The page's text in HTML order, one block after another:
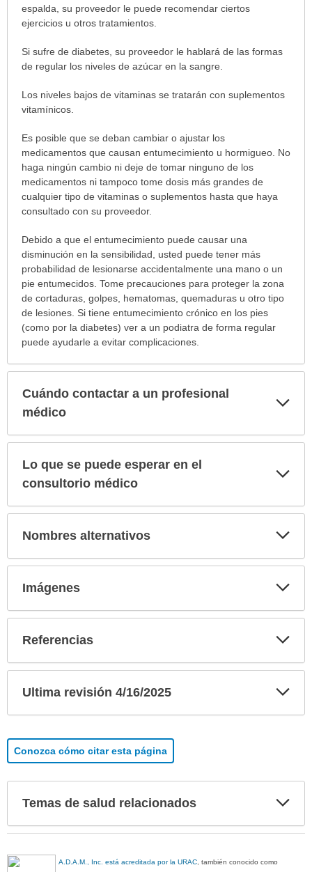
sido
extendido.
espalda, su proveedor le puede recomendar ciertos
ejercicios u otros tratamientos.
Si sufre de diabetes, su proveedor le hablará de las formas
de regular los niveles de azúcar en la sangre.
Los niveles bajos de vitaminas se tratarán con suplementos
vitamínicos.
Es posible que se deban cambiar o ajustar los
medicamentos que causan entumecimiento u hormigueo. No
haga ningún cambio ni deje de tomar ninguno de los
medicamentos ni tampoco tome dosis más grandes de
cualquier tipo de vitaminas o suplementos hasta que haya
consultado con su proveedor.
Debido a que el entumecimiento puede causar una
disminución en la sensibilidad, usted puede tener más
probabilidad de lesionarse accidentalmente una mano o un
pie entumecidos. Tome precauciones para proteger la zona
de cortaduras, golpes, hematomas, quemaduras u otro tipo
de lesiones. Si tiene entumecimiento crónico en los pies
(como por la diabetes) ver a un podiatra de forma regular
puede ayudarle a evitar complicaciones.
Cuándo contactar a un profesional
médico
Lo que se puede esperar en el
consultorio médico
Nombres alternativos
Imágenes
Referencias
Ultima revisión 4/16/2025
Conozca cómo citar esta página
Temas de salud relacionados
A.D.A.M., Inc. está acreditada por la URAC , también conocido como